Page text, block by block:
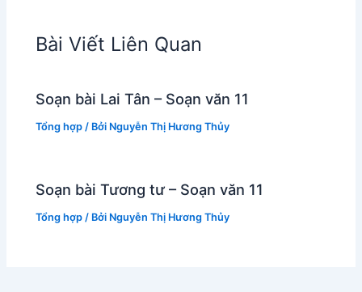
Bài Viết Liên Quan
Soạn bài Lai Tân – Soạn văn 11
Tổng hợp / Bởi Nguyễn Thị Hương Thủy
Soạn bài Tương tư – Soạn văn 11
Tổng hợp / Bởi Nguyễn Thị Hương Thủy